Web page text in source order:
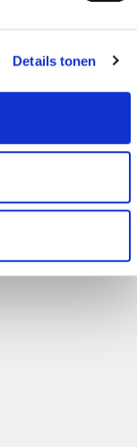
Details tonen
je gegevens
Bekijk